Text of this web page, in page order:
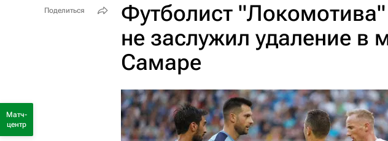
Футболист "Локомотива"
не заслужил удаление в
Самаре
Поделиться
Матч-
центр